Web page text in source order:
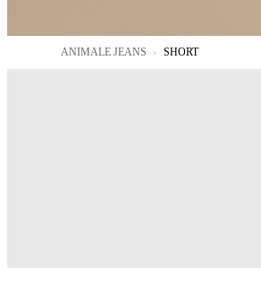
ANIMALE JEANS SHORT